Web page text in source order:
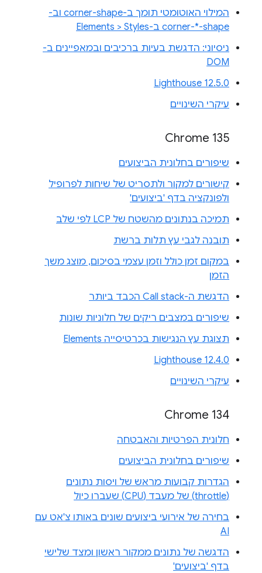
המילוי האוטומטי תומך ב-corner-shape וב-
corner-*-shape ב-Elements > Styles
ניסיוני: הדגשת בעיות ברכיבים ובמאפיינים ב-
DOM
Lighthouse 12.5.0
עיקרי השינויים
Chrome 135
שיפורים בחלונית הביצועים
קישורים למקור ולתסריט של שיחות לפרופיל
ולפונקציה בדף 'ביצועים'
תמיכה בנתונים מהשטח של LCP לפי שלב
תובנה לגבי עץ תלות ברשת
במקום זמן כולל וזמן עצמי בסיכום, מוצג משך
הזמן
הדגשת ה-Call stack הכבד ביותר
שיפורים במצבים ריקים של חלוניות שונות
תצוגת עץ הנגישות בכרטיסייה Elements
Lighthouse 12.4.0
עיקרי השינויים
Chrome 134
חלונית הפרטיות והאבטחה
שיפורים בחלונית הביצועים
הגדרות קבועות מראש של ויסות נתונים
(throttle) של מעבד (CPU) שעברו כיול
בחירה של אירועי ביצועים שונים באותו צ'אט עם
AI
הדגשה של נתונים ממקור ראשון ומצד שלישי
בדף 'ביצועים'